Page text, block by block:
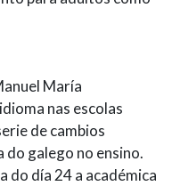
María
nas escolas
de cambios
galego no ensino.
do día 24 a académica